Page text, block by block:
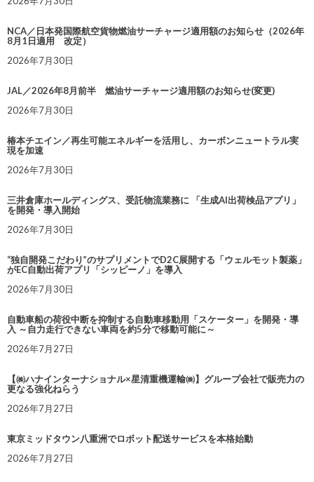
NCA／日本発国際航空貨物燃油サーチャージ適用額のお知らせ（2026年
8月1日適用 改定）
2026年7月30日
JAL／2026年8月前半 燃油サーチャージ適用額のお知らせ(変更)
2026年7月30日
椿本チエイン／再生可能エネルギーを活用し、カーボンニュートラル実
現を加速
2026年7月30日
三井倉庫ホールディングス、受託物流業務に 「生成AI出荷検品アプリ」
を開発・導入開始
2026年7月30日
“独自開発こだわり”のサプリメントでD2C展開する「ウェルモット製薬」
がEC自動出荷アプリ「シッピーノ」を導入
2026年7月30日
自動車船の荷役中断を抑制する自動車移動用「スケーター」を開発・導
入 ～自力走行できない車両を約5分で移動可能に～
2026年7月27日
【㈱ハナインターナショナル×星清重機運輸㈱】グループ会社で販売力の
更なる強化ねらう
2026年7月27日
東京ミッドタウン八重洲でロボット配送サービスを本格始動
2026年7月27日